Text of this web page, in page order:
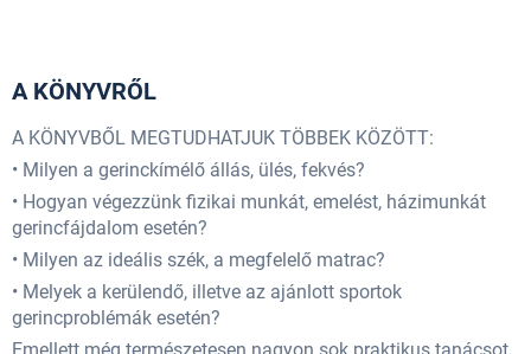
A KÖNYVRŐL
A KÖNYVBŐL MEGTUDHATJUK TÖBBEK KÖZÖTT:
• Milyen a gerinckímélő állás, ülés, fekvés?
• Hogyan végezzünk fizikai munkát, emelést, házimunkát
gerincfájdalom esetén?
• Milyen az ideális szék, a megfelelő matrac?
• Melyek a kerülendő, illetve az ajánlott sportok
gerincproblémák esetén?
Emellett még természetesen nagyon sok praktikus tanácsot,